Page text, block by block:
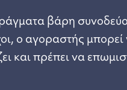
βάρη
ο αγοραστής
και πρέπει να